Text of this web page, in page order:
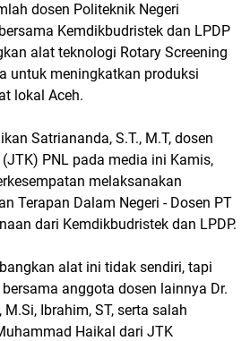
dosen Politeknik Negeri
Kemdikbudristek dan LPDP
alat teknologi Rotary Screening
untuk meningkatkan produksi
lokal Aceh.
Satriananda, S.T., M.T, dosen
PNL pada media ini Kamis,
melaksanakan
Terapan Dalam Negeri - Dosen PT
dari Kemdikbudristek dan LPDP.
alat ini tidak sendiri, tapi
anggota dosen lainnya Dr.
Ibrahim, ST, serta salah
Haikal dari JTK